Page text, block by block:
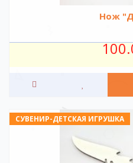
Нож
СУВЕНИР-ДЕТСКАЯ ИГРУШКА